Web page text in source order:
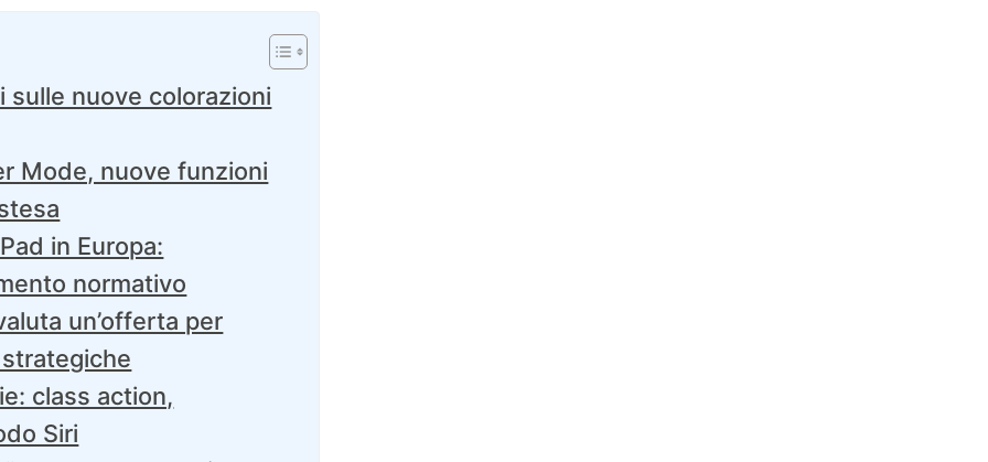
sulle nuove colorazioni
Mode, nuove funzioni
in Europa:
normativo
un’offerta per
class action,
Siri